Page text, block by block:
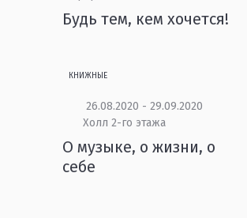
Будь тем, кем хочется!
КНИЖНЫЕ
26.08.2020 - 29.09.2020
Холл 2-го этажа
О музыке, о жизни, о
себе